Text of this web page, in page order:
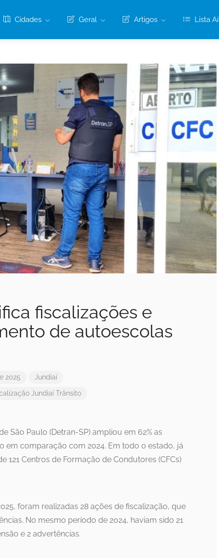
Cidades Geral Artigos Lista Aí
fiscalizações e
de autoescolas
2025 Jundiaí
Jundiaí Trânsito
São Paulo (Detran-SP) ampliou em 62% as
em comparação com 2024. Em todo o estado, já
121 Centros de Formação de Condutores (CFCs)
foram realizadas 28 ações de fiscalização, que
No mesmo período de 2024, haviam sido 21
e 2 advertências.